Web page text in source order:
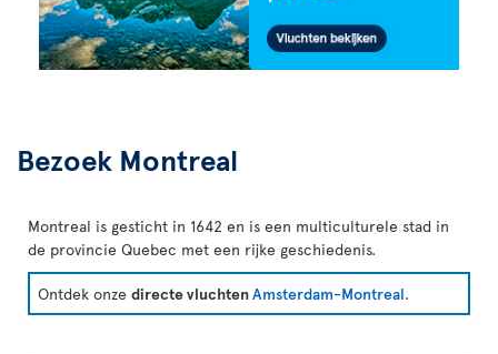
Bezoek Montreal
Montreal is gesticht in 1642 en is een multiculturele stad in
de provincie Quebec met een rijke geschiedenis.
Ontdek onze directe vluchtenAmsterdam-Montreal.